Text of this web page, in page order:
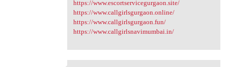
https://www.escortservicegurgaon.site/
https://www.callgirlsgurgaon.online/
https://www.callgirlsgurgaon.fun/
https://www.callgirlsnavimumbai.in/